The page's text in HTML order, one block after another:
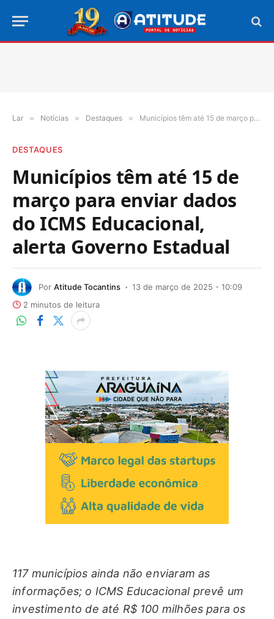
Lar » Notícias » Destaques » Municípios têm até 15 de março para enviar dados do ICMS Educacional, alerta Governo Estadual
DESTAQUES
Municípios têm até 15 de
março para enviar dados
do ICMS Educacional,
alerta Governo Estadual
Por Atitude Tocantins
13 de março de 2025 - 10:09
2 minutos de leitura
117 municípios ainda não enviaram as
informações; o ICMS Educacional prevê um
investimento de até R$ 100 milhões para os